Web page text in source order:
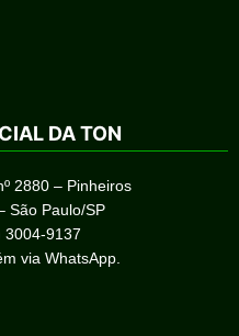
DA TON
2880 – Pinheiros
São Paulo/SP
3004-9137
via WhatsApp.